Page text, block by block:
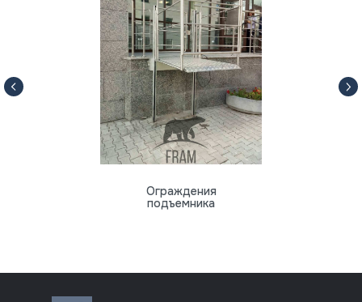
Ограждения
подъемника